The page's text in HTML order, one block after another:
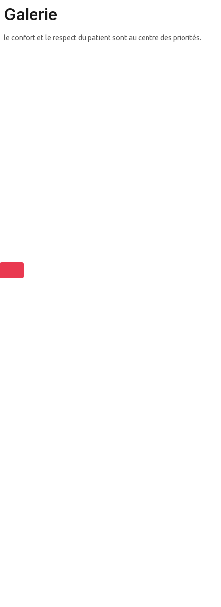
au
contenu
Principal
Galerie
le confort et le respect du patient sont au centre des priorités.